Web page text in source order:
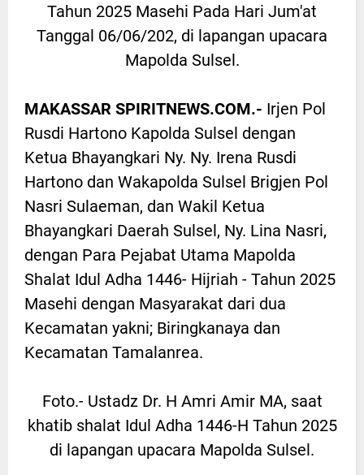
Tahun 2025 Masehi Pada Hari Jum'at
Tanggal 06/06/202, di lapangan upacara
Mapolda Sulsel.
MAKASSAR SPIRITNEWS.COM.- Irjen Pol
Rusdi Hartono Kapolda Sulsel dengan
Ketua Bhayangkari Ny. Ny. Irena Rusdi
Hartono dan Wakapolda Sulsel Brigjen Pol
Nasri Sulaeman, dan Wakil Ketua
Bhayangkari Daerah Sulsel, Ny. Lina Nasri,
dengan Para Pejabat Utama Mapolda
Shalat Idul Adha 1446- Hijriah - Tahun 2025
Masehi dengan Masyarakat dari dua
Kecamatan yakni; Biringkanaya dan
Kecamatan Tamalanrea.
Foto.- Ustadz Dr. H Amri Amir MA, saat
khatib shalat Idul Adha 1446-H Tahun 2025
di lapangan upacara Mapolda Sulsel.